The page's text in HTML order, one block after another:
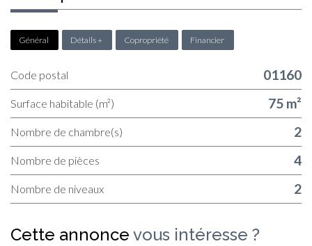
Général Détails + Copropriété Financier
Code postal 01160
Surface habitable (m²) 75 m²
Nombre de chambre(s) 2
Nombre de pièces 4
Nombre de niveaux 2
cette annonce vous intéresse ?